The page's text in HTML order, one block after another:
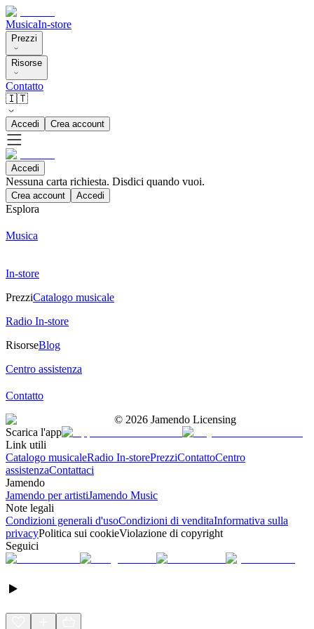
MusicaIn-store
Prezzi
Risorse
Contatto
🇮🇹
Accedi Crea account
Accedi
Nessuna carta richiesta. Disdici quando vuoi.
Crea account Accedi
Esplora
Musica
In-store
PrezziCatalogo musicale
Radio In-store
RisorseBlog
Centro assistenza
Contatto
© 2026 Jamendo Licensing
Scarica l'app
Link utili
Catalogo musicaleRadio In-storePrezziContattoCentro
assistenzaContattaci
Jamendo
Jamendo per artistiJamendo Music
Note legali
Condizioni generali d'usoCondizioni di venditaInformativa sulla
privacyPolitica sui cookieViolazione di copyright
Seguici